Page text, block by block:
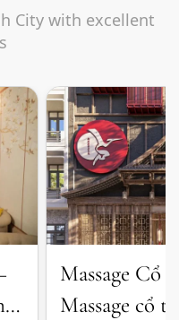
City with excellent
Massage Cổ
Massage cổ